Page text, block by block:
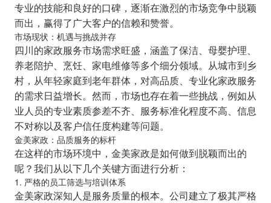
专业的技能和良好的口碑，逐渐在激烈的市场竞争中脱颖
而出，赢得了广大客户的信赖和赞誉。
市场现状：机遇与挑战并存
四川的家政服务市场需求旺盛，涵盖了保洁、母婴护理、
养老陪护、烹饪、家电维修等多个细分领域。从城市到乡
村，从年轻家庭到老年群体，对高品质、专业化家政服务
的需求日益增长。然而，市场也存在着一些挑战，例如从
业人员的专业素质参差不齐、服务标准化程度不高、信息
不对称以及客户信任度构建等问题。
金美家政：品质服务的标杆
在这样的市场环境中，金美家政是如何做到脱颖而出的
呢？我们从以下几个关键方面进行分析：
1. 严格的员工筛选与培训体系
金美家政深知人是服务质量的根本。公司建立了极其严格